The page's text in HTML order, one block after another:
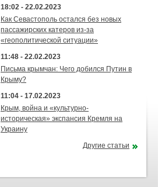
18:02 - 22.02.2023
Как Севастополь остался без новых
пассажирских катеров из-за
«геополитической ситуации»
11:48 - 22.02.2023
Письма крымчан: Чего добился Путин в
Крыму?
11:04 - 17.02.2023
Крым, война и «культурно-
историческая» экспансия Кремля на
Украину
Другие статьи